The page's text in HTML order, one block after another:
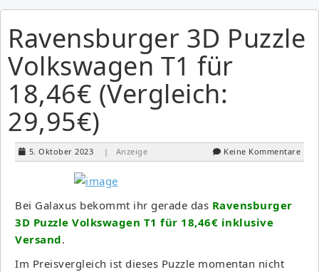
Ravensburger 3D Puzzle
Volkswagen T1 für
18,46€ (Vergleich:
29,95€)
5. Oktober 2023 | Anzeige Keine Kommentare
Bei Galaxus bekommt ihr gerade das Ravensburger
3D Puzzle Volkswagen T1 für 18,46€ inklusive
Versand.
Im Preisvergleich ist dieses Puzzle momentan nicht